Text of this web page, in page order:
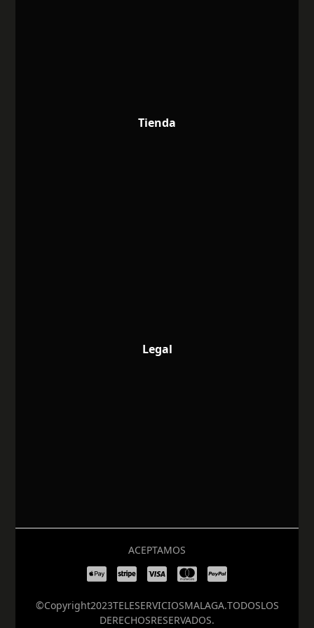
Tienda
Legal
© Copyright 2023 TELESERVICIOS MALAGA. TODOS LOS
DERECHOS RESERVADOS.
ACEPTAMOS